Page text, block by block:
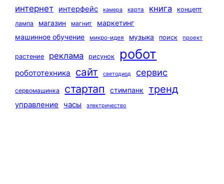
интернет интерфейс камера карта книга
концепт
лампа
магазин магнит
маркетинг
машинное обучение
микро-идея музыка поиск проект
растение реклама рисунок робот
робототехника сайт светодиод сервис
сервомашинка стартап стимпанк тренд
управление часы электричество